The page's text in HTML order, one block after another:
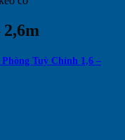
Tuỳ Chỉnh 1,6 –